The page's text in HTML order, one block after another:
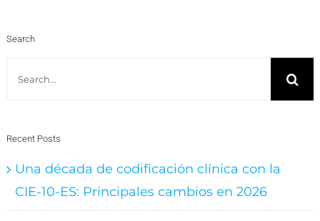
Search
Recent Posts
Una década de codificación clínica con la
CIE-10-ES: Principales cambios en 2026